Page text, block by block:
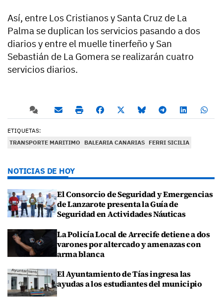
Así, entre Los Cristianos y Santa Cruz de La
Palma se duplican los servicios pasando a dos
diarios y entre el muelle tinerfeño y San
Sebastián de La Gomera se realizarán cuatro
servicios diarios.
ETIQUETAS:
TRANSPORTE MARITIMO
BALEARIA CANARIAS FERRI SICILIA
NOTICIAS DE HOY
El Consorcio de Seguridad y Emergencias
de Lanzarote presenta la Guía de
Seguridad en Actividades Náuticas
La Policía Local de Arrecife detiene a dos
varones por altercado y amenazas con
arma blanca
El Ayuntamiento de Tías ingresa las
ayudas a los estudiantes del municipio